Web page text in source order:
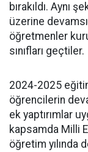
bırakıldı. Aynı
üzerine
öğretmenler
sınıfları geçtiler.
2024-2025
öğrencilerin
ek yaptırımlar
kapsamda Milli
öğretim yılında